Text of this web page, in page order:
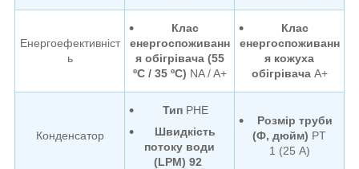
Енергоефективніст
ь
Клас
енергоспоживанн
я обігрівача (55
ºC / 35 ºC) NA / A+
Клас
енергоспоживанн
я кожуха
обігрівача A+
Конденсатор
Тип PHE
Швидкість
потоку води
(LPM) 92
Розмір труби
(Ф, дюйм) PT
1 (25 А)